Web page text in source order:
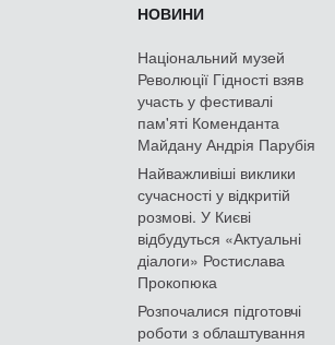
НОВИНИ
Національний музей
Революції Гідності взяв
участь у фестивалі
пам'яті Коменданта
Майдану Андрія Парубія
Найважливіші виклики
сучасності у відкритій
розмові. У Києві
відбудуться «Актуальні
діалоги» Ростислава
Прокопюка
Розпочалися підготовчі
роботи з облаштування